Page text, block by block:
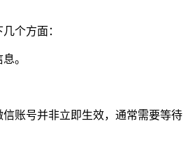
个方面：
。
账号并非立即生效，通常需要等待